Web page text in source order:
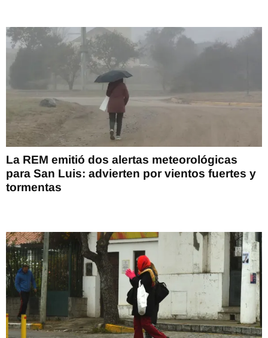
La REM emitió dos alertas meteorológicas
para San Luis: advierten por vientos fuertes y
tormentas